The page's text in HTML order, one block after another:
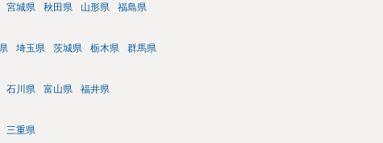
宮城県 秋田県 山形県 福島県
埼玉県 茨城県 栃木県 群馬県
石川県 富山県 福井県
三重県